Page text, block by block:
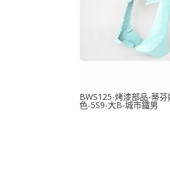
BWS125-烤漆部品-蒂
色-5S9-大B-城市鐵男